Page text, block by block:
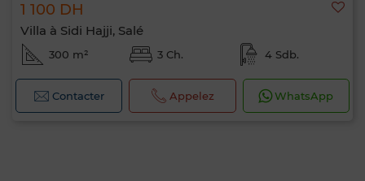
1 100 DH
Villa à Sidi Hajji, Salé
300 m² 3 Ch. 4 Sdb.
Contacter Appelez WhatsApp